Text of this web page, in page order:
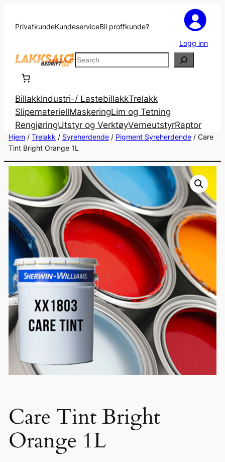
PrivatkundeKundeserviceBli proffkunde?
Logg inn
Search
BillakkIndustri-/ LastebillakkTrelakk
SlipemateriellMaskeringLim og Tetning
RengjøringUtstyr og VerktøyVerneutstyrRaptor
Hjem/ Trelakk / Syreherdende/ Pigment Syreherdende/ Care
Tint Bright Orange 1L
Care Tint Bright
Orange 1L